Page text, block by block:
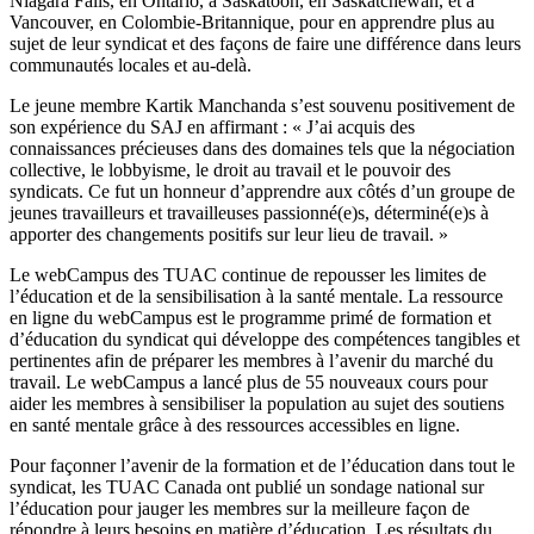
Vancouver, en Colombie-Britannique, pour en apprendre plus au
sujet de leur syndicat et des façons de faire une différence dans leurs
communautés locales et au-delà.
Le jeune membre Kartik Manchanda s’est souvenu positivement de
son expérience du SAJ en affirmant : « J’ai acquis des
connaissances précieuses dans des domaines tels que la négociation
collective, le lobbyisme, le droit au travail et le pouvoir des
syndicats. Ce fut un honneur d’apprendre aux côtés d’un groupe de
jeunes travailleurs et travailleuses passionné(e)s, déterminé(e)s à
apporter des changements positifs sur leur lieu de travail. »
Le webCampus des TUAC continue de repousser les limites de
l’éducation et de la sensibilisation à la santé mentale. La ressource
en ligne du webCampus est le programme primé de formation et
d’éducation du syndicat qui développe des compétences tangibles et
pertinentes afin de préparer les membres à l’avenir du marché du
travail. Le webCampus a lancé plus de 55 nouveaux cours pour
aider les membres à sensibiliser la population au sujet des soutiens
en santé mentale grâce à des ressources accessibles en ligne.
Pour façonner l’avenir de la formation et de l’éducation dans tout le
syndicat, les TUAC Canada ont publié un sondage national sur
l’éducation pour jauger les membres sur la meilleure façon de
répondre à leurs besoins en matière d’éducation. Les résultats du